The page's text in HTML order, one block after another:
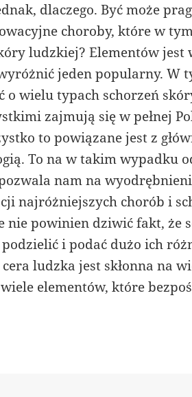
dlaczego. Być może
choroby, które w
ludzkiej? Elementów jest
jeden popularny. W
o wielu typach schorzeń
zajmują się w pełnej
to powiązane jest z
To na w takim wypadku
nam na
najróżniejszych chorób i
nie powinien dziwić fakt, że
i podać dużo ich
ludzka jest skłonna na
elementów, które